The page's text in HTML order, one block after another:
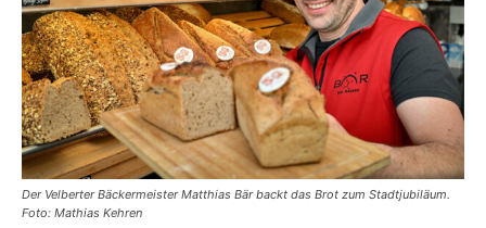
Der Velberter Bäckermeister Matthias Bär backt das Brot zum Stadtjubiläum.
Foto: Mathias Kehren